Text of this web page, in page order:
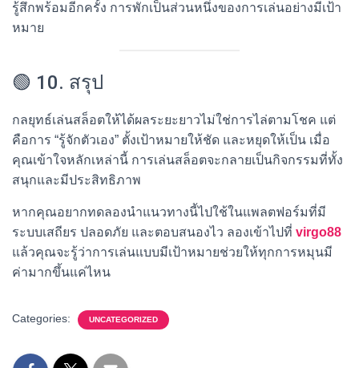
รู้สึกพร้อมอีกครั้ง การพักเป็นส่วนหนึ่งของการเล่นอย่างมีเป้า
หมาย
🟢 10. สรุป
กลยุทธ์เล่นสล็อตให้ได้ผลระยะยาวไม่ใช่การไล่ตามโชค แต่
คือการ “รู้จักตัวเอง” ตั้งเป้าหมายให้ชัด และหยุดให้เป็น เมื่อ
คุณเข้าใจหลักเหล่านี้ การเล่นสล็อตจะกลายเป็นกิจกรรมที่ทั้ง
สนุกและมีประสิทธิภาพ
หากคุณอยากทดลองนำแนวทางนี้ไปใช้ในแพลตฟอร์มที่มี
ระบบเสถียร ปลอดภัย และตอบสนองไว ลองเข้าไปที่ virgo88
แล้วคุณจะรู้ว่าการเล่นแบบมีเป้าหมายช่วยให้ทุกการหมุนมี
ค่ามากขึ้นแค่ไหน
Categories: UNCATEGORIZED